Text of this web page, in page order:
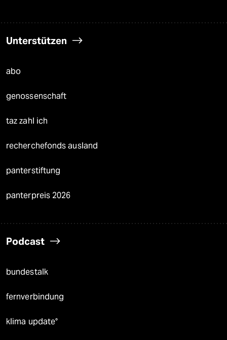
Unterstützen
abo
genossenschaft
taz zahl ich
recherchefonds ausland
panterstiftung
panterpreis 2026
Podcast
bundestalk
fernverbindung
klima update°